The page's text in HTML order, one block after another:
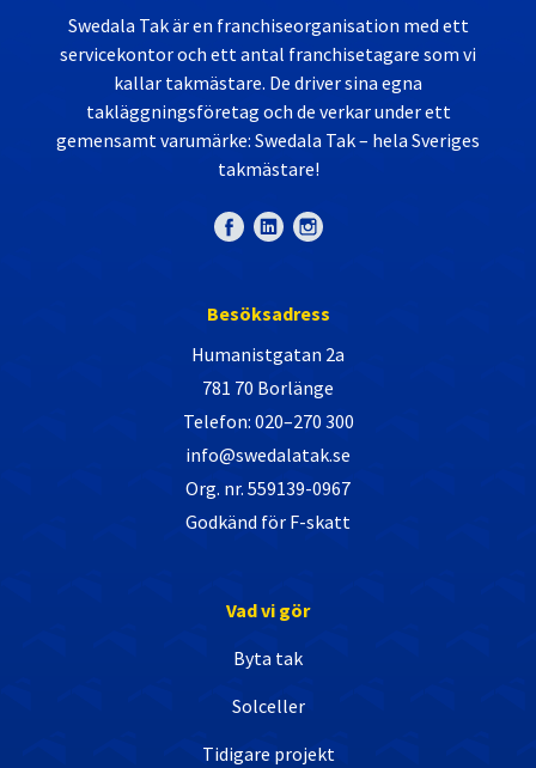
Swedala Tak är en franchiseorganisation med ett
servicekontor och ett antal franchisetagare som vi
kallar takmästare. De driver sina egna
takläggningsföretag och de verkar under ett
gemensamt varumärke: Swedala Tak – hela Sveriges
takmästare!
Besöksadress
Humanistgatan 2a
781 70 Borlänge
Telefon: 020–270 300
info@swedalatak.se
Org. nr. 559139-0967
Godkänd för F-skatt
Vad vi gör
Byta tak
Solceller
Tidigare projekt